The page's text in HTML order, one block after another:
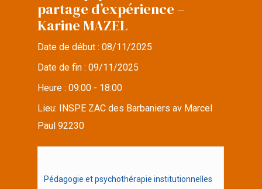
partage d’expérience –
Karine MAZEL
Date de début :08/11/2025
Date de fin :09/11/2025
Heure :09:00 - 18:00
Lieu:
INSPE ZAC des Barbaniers av Marcel
Paul 92230
Pédagogie et psychothérapie institutionnelles